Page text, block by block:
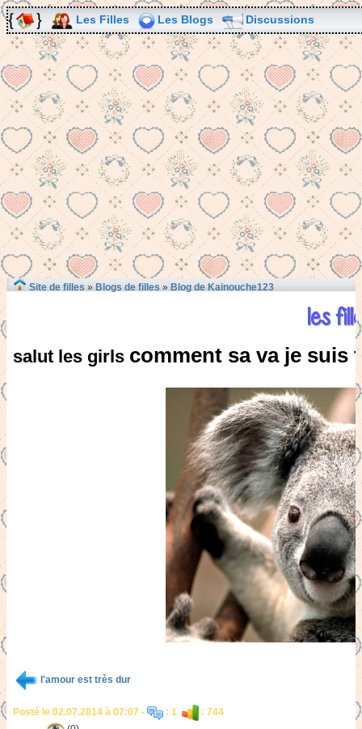
Les Filles Les Blogs Discussions
Site de filles » Blogs de filles » Blog de Kainouche123
les
salut les girls comment sa va je
l'amour est très dur
Posté le 02.07.2014 à 07:07 - : 1
: 744